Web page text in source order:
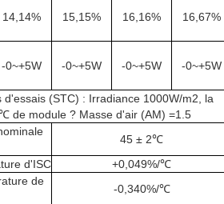
14,14% 15,15% 16,16% 16,67%
-0~+5W -0~+5W -0~+5W -0~+5W
d'essais (STC) : Irradiance 1000W/m2, la
de module ? Masse d'air (AM) =1.5
45 ± 2℃
d'ISC
+0,049%/℃
de
-0,340%/℃